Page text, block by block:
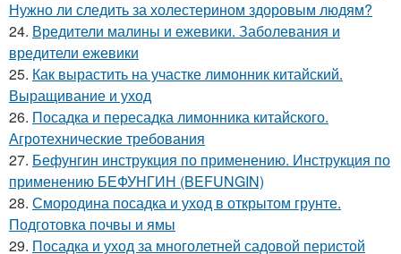
Нужно ли следить за холестерином здоровым людям?
24. Вредители малины и ежевики. Заболевания и
вредители ежевики
25. Как вырастить на участке лимонник китайский.
Выращивание и уход
26. Посадка и пересадка лимонника китайского.
Агротехнические требования
27. Бефунгин инструкция по применению. Инструкция по
применению БЕФУНГИН (BEFUNGIN)
28. Смородина посадка и уход в открытом грунте.
Подготовка почвы и ямы
29. Посадка и уход за многолетней садовой перистой